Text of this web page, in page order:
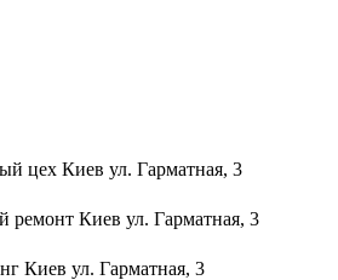
цех Киев ул. Гарматная, 3
ремонт Киев ул. Гарматная, 3
Киев ул. Гарматная, 3